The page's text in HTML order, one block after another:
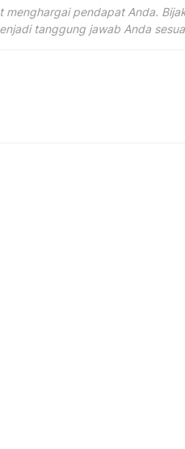
menghargai pendapat Anda.
tanggung jawab Anda